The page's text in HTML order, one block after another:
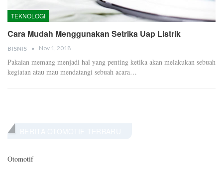
TEKNOLOGI
Cara Mudah Menggunakan Setrika Uap Listrik
BISNIS Nov 1, 2018
Pakaian memang menjadi hal yang penting ketika akan melakukan sebuah
kegiatan atau mau mendatangi sebuah acara…
Otomotif